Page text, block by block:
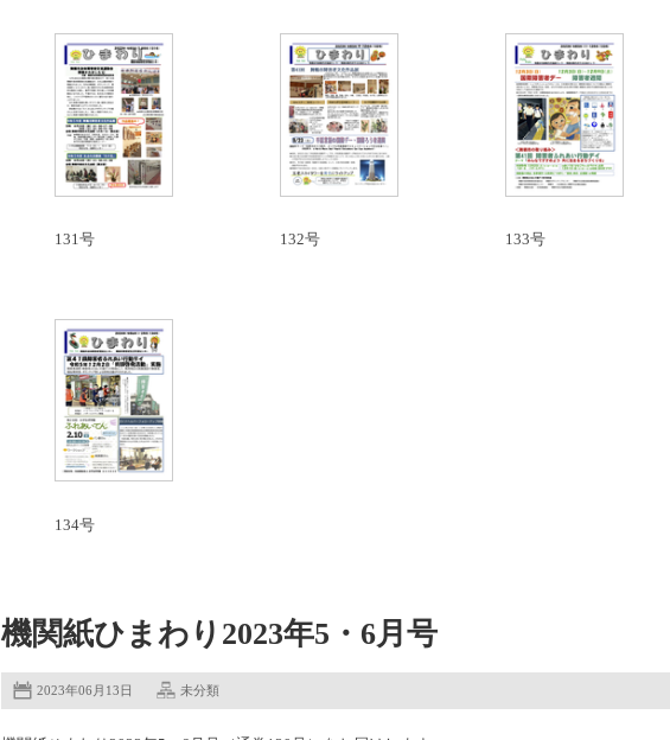
131号 132号 133号
134号
機関紙ひまわり2023年5・6月号
2023年06月13日 未分類